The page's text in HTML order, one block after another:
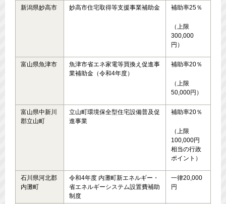
新潟県妙高市 妙高市住宅取得等支援事業補助金 補助率25％
（上限
300,000
円）
富山県魚津市
魚津市省エネ家電等買換え促進事
業補助金（令和4年度）
補助率20％
（上限
50,000円）
富山県中新川
郡立山町
立山町環境保全型住宅設備普及促
進事業
補助率20％
（上限
100,000円
相当の行政
ポイント）
石川県河北郡
内灘町
令和4年度 内灘町新エネルギー・
省エネルギーシステム設置費補助
制度
一律20,000
円